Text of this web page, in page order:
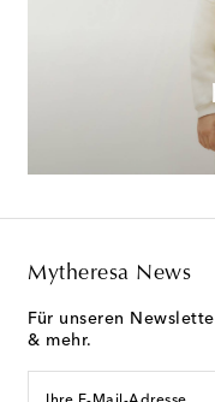
Mytheresa News
Für unseren
& mehr.